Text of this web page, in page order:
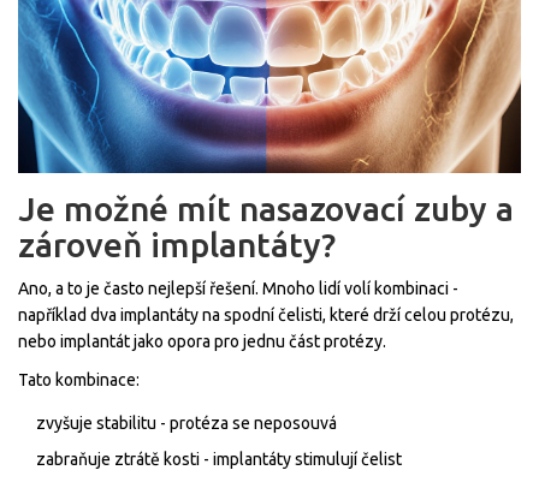
Je možné mít nasazovací zuby a
zároveň implantáty?
Ano, a to je často nejlepší řešení. Mnoho lidí volí kombinaci -
například dva implantáty na spodní čelisti, které drží celou protézu,
nebo implantát jako opora pro jednu část protézy.
Tato kombinace:
zvyšuje stabilitu - protéza se neposouvá
zabraňuje ztrátě kosti - implantáty stimulují čelist